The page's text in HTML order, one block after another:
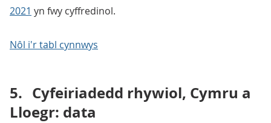
2021 yn fwy cyffredinol.
Nôl i'r tabl cynnwys
5. Cyfeiriadedd rhywiol, Cymru a
Lloegr: data